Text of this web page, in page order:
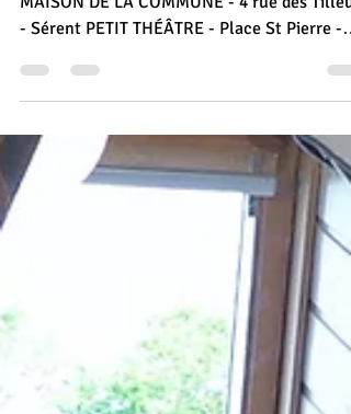
SAMEDI 12 SEPTEMBRE - A partir de 19H00
- Sérent PETIT THÉÂTRE - Place St Pierre -
Sérent Entrée libre Buvette EN AVANT-
PREMIÈRE DU FESTIVAL DES
DOCUMENTAIRES "LES RIVES DU DOC" Dès
19H00 / PIQUE-NIQUE PARTAGÉ / Dans le
jardin (en intérieur en cas d'intempéries)
terminer l'été et débuter une nouvelle saison
de manière conviviale, nous vous invitons à
pique-nique partagé dans le Jardin de la
Maison de la Commune. Apportez votre